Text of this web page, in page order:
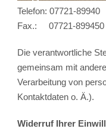
Telefon: 07721-89940
Fax.: 07721-899450
Die verantwortliche
gemeinsam mit
Verarbeitung von
Kontaktdaten o. Ä.).
Widerruf Ihrer